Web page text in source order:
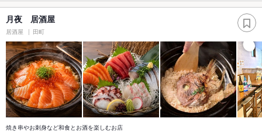
月夜 居酒屋
居酒屋 田町
焼き串やお刺身など和食とお酒を楽しむお店